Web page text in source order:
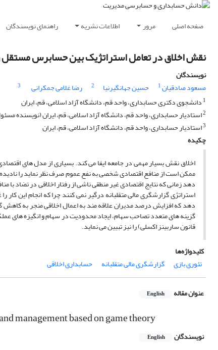
صفحه اصلی مرور اطلاعات نشریه راهنمای نویسندگان
نقش اخلاق در تعامل استراتژیک بین حسابرس مستقل
نویسندگان
مسعود صادقیان1 حسین جهانگیرنیا 2 رضا غلامی جمکرانی
3
1 دانشجوی دکتری حسابداری، واحد قم، دانشگاه آزاد اسلامی، قم، ایران
2استادیار حسابداری، واحد قم، دانشگاه آزاد اسلامی، قم، ایران (نویسنده
3استادیار حسابداری، واحد قم، دانشگاه آزاد اسلامی، قم، ایران
چکیده
اخلاق نقش بسیار مهمی در جامعه ایفا می کند. بسیاری از مدل های
ممکن است از منافع اقتصادی شخصی به نفع عموم صرف نظر نماید را
دهد زمانی که نتایج اقتصادی غیر منطقی ناشی از رفتار اخلاقی در
استراتژی گزارشگری مالی متقلبانه درگیر نمی کنند چرا که انجام این
دهد که افزایش درصد مدیران علاقه مند به اعمال اخلاقی منجر به
گزینه های متعدد تصاحب سهام، ایجاد محدودیت در سهام و انگیزه های
قانون ساربینز اکسلی) را نیز تبیین می نماید.
کلیدواژه‌ها
تئوری بازی
گزارشگری مالی متقلبانه حسابداری اخلاقی
عنوان مقاله English
management based on game theory
نویسندگان English